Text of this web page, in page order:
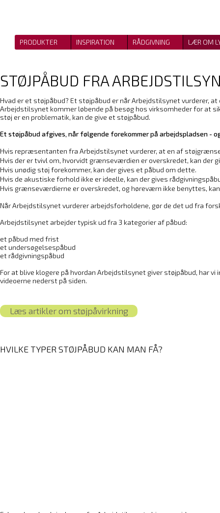
STØJPÅBUD FRA
Hvad er et støjpåbud? Et støjpåbud er når Arbejdstilsynet vurderer,
Arbejdstilsynet kommer løbende på besøg hos virksomheder for at
støj er en problematik, kan de give et støjpåbud.
Et støjpåbud afgives, når følgende forekommer på arbejdspladsen -
Hvis repræsentanten fra Arbejdstilsynet vurderer, at en af
Hvis der er tvivl om, hvorvidt grænseværdien er overskredet, kan der
Hvis unødig støj forekommer, kan der gives et påbud om dette.
Hvis de akustiske forhold ikke er ideelle, kan der gives
Hvis grænseværdierne er overskredet, og høreværn ikke benyttes,
Når Arbejdstilsynet vurderer arbejdsforholdene, gør de det ud fra
Arbejdstilsynet arbejder typisk ud fra 3 kategorier af påbud:
et påbud med frist
et undersøgelsespåbud
et rådgivningspåbud
For at blive klogere på hvordan Arbejdstilsynet giver støjpåbud, har
videoerne nederst på siden.
Læs artikler om støjpåvirkning
HVILKE TYPER STØJPÅBUD KAN MAN FÅ?
PRODUKTER INSPIRATION RÅDGIVNING LÆR OM